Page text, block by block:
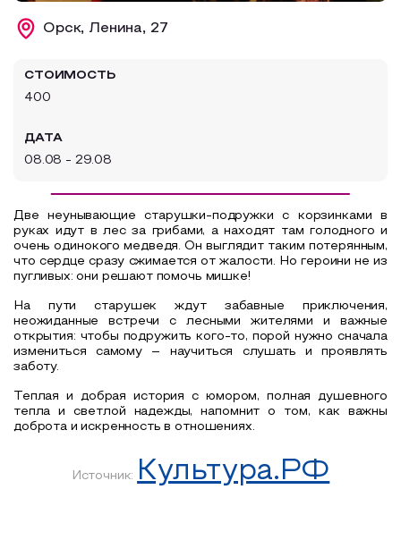
Образовательный туризм
Орск, Ленина, 27
СТОИМОСТЬ
400
ДАТА
08.08 - 29.08
Две неунывающие старушки‑подружки с корзинками в
руках идут в лес за грибами, а находят там голодного и
очень одинокого медведя. Он выглядит таким потерянным,
что сердце сразу сжимается от жалости. Но героини не из
пугливых: они решают помочь мишке!
На пути старушек ждут забавные приключения,
неожиданные встречи с лесными жителями и важные
открытия: чтобы подружить кого‑то, порой нужно сначала
измениться самому – научиться слушать и проявлять
заботу.
Теплая и добрая история с юмором, полная душевного
тепла и светлой надежды, напомнит о том, как важны
доброта и искренность в отношениях.
Источник: Культура.РФ